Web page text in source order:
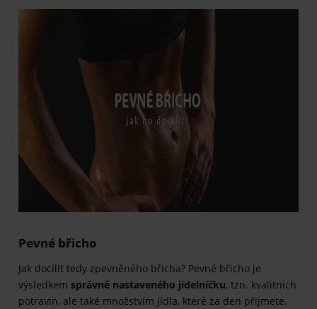
Pevné břicho
Jak docílit tedy zpevněného břicha? Pevné břicho je
výsledkem správně nastaveného jídelníčku, tzn. kvalitních
potravin, ale také množstvím jídla, které za den přijmete.